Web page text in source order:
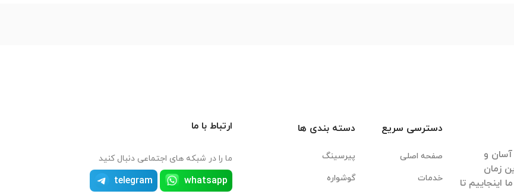
و
زمان
اینجاییم تا
دسترسی سریع
صفحه اصلی
خدمات
دسته بندی ها
پیرسینگ
گوشواره
ارتباط با ما
ما را در شبکه های اجتماعی دنبال کنید
whatsapp
telegram